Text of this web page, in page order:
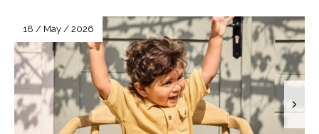
18 / May / 2026